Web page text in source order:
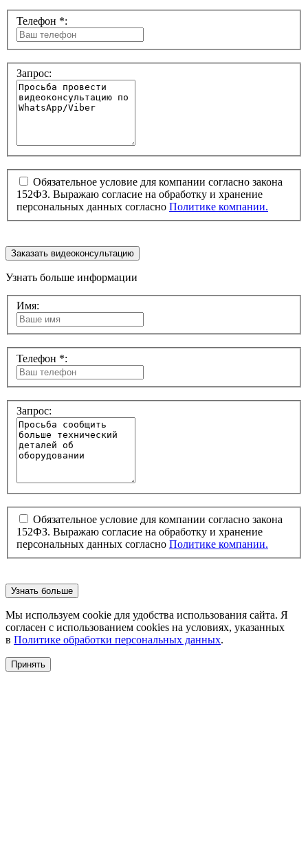
Телефон *:
Запрос:
Обязательное условие для компании согласно закона
152ФЗ. Выражаю согласие на обработку и хранение
персональных данных согласно Политике компании.
Заказать видеоконсультацию
Узнать больше информации
Имя:
Телефон *:
Запрос:
Обязательное условие для компании согласно закона
152ФЗ. Выражаю согласие на обработку и хранение
персональных данных согласно Политике компании.
Узнать больше
Мы используем cookie для удобства использования сайта. Я
согласен с использованием cookies на условиях, указанных
в Политике обработки персональных данных.
Принять